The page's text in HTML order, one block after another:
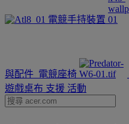
電競手持裝置
與配件 電競座椅
遊戲桌布 支援 活動